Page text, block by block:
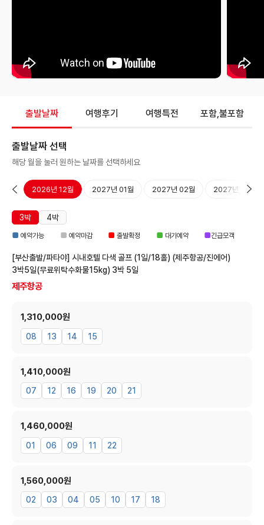
출발날짜 여행후기 여행특전 포함,불포함
출발날짜 선택
해당 월을 눌러 원하는 날짜를 선택하세요
월 2026년 12월 2027년 01월 2027년 02월 2027년 03월
3박
4박
■ 예약가능 ■ 예약마감 ■ 출발확정 ■ 대기예약 ■긴급모객
[부산출발/파타야] 시내호텔 다색 골프 (1일/18홀) (제주항공/진에어)
3박5일(무료위탁수화물15kg) 3박 5일
제주항공
1,310,000원
08 13 14 15
1,410,000원
07 12 16 19 20 21
1,460,000원
01 06 09 11 22
1,560,000원
02 03 04 05 10 17 18